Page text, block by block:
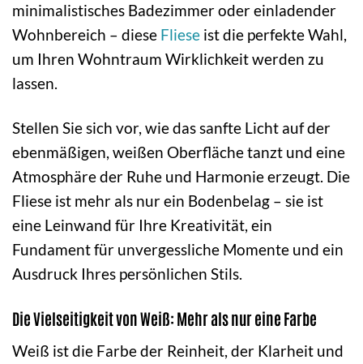
minimalistisches Badezimmer oder einladender
Wohnbereich – diese Fliese ist die perfekte Wahl,
um Ihren Wohntraum Wirklichkeit werden zu
lassen.
Stellen Sie sich vor, wie das sanfte Licht auf der
ebenmäßigen, weißen Oberfläche tanzt und eine
Atmosphäre der Ruhe und Harmonie erzeugt. Die
Fliese ist mehr als nur ein Bodenbelag – sie ist
eine Leinwand für Ihre Kreativität, ein
Fundament für unvergessliche Momente und ein
Ausdruck Ihres persönlichen Stils.
Die Vielseitigkeit von Weiß: Mehr als nur eine Farbe
Weiß ist die Farbe der Reinheit, der Klarheit und